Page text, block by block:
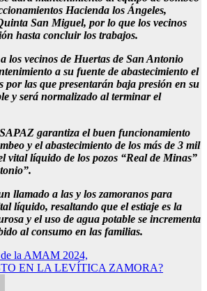
Hacienda los Ángeles,
San Miguel, por lo que los vecinos
hasta concluir los trabajos.
los vecinos de Huertas de San Antonio
a su fuente de abastecimiento el
por las que presentarán baja presión en su
y será normalizado al terminar el
garantiza el buen funcionamiento
y el abastecimiento de los más de 3 mil
vital líquido de los pozos “Real de Minas”
llamado a las y los zamoranos para
líquido, resaltando que el estiaje es la
y el uso de agua potable se incrementa
al consumo en las familias.
la AMAM 2024,
EN LA LEVÍTICA ZAMORA?